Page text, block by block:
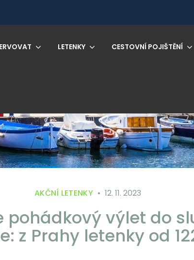
LETENKY CESTOVNÍ POJIŠTĚNÍ
AKČNÍ LETENKY 12. 11. 2023
pohádkový výlet do
z Prahy letenky od